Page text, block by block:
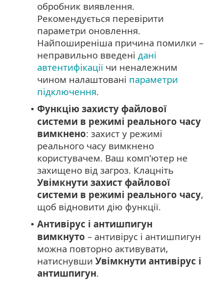
обробник виявлення.
Рекомендується перевірити
параметри оновлення.
Найпоширеніша причина помилки –
неправильно введені дані
автентифікації чи неналежним
чином налаштовані параметри
підключення.
• Функцію захисту файлової
системи в режимі реального часу
вимкнено: захист у режимі
реального часу вимкнено
користувачем. Ваш комп’ютер не
захищено від загроз. Клацніть
Увімкнути захист файлової
системи в режимі реального часу,
щоб відновити дію функції.
• Антивірус і антишпигун
вимкнуто – антивірус і антишпигун
можна повторно активувати,
натиснувши Увімкнути антивірус і
антишпигун.